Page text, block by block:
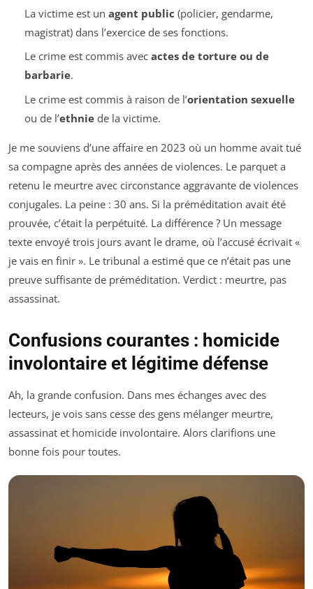
La victime est un agent public (policier, gendarme,
magistrat) dans l’exercice de ses fonctions.
Le crime est commis avec actes de torture ou de
barbarie.
Le crime est commis à raison de l’orientation sexuelle
ou de l’ethniede la victime.
Je me souviens d’une affaire en 2023 où un homme avait tué
sa compagne après des années de violences. Le parquet a
retenu le meurtre avec circonstance aggravante de violences
conjugales. La peine : 30 ans. Si la préméditation avait été
prouvée, c’était la perpétuité. La différence ? Un message
texte envoyé trois jours avant le drame, où l’accusé écrivait «
je vais en finir ». Le tribunal a estimé que ce n’était pas une
preuve suffisante de préméditation. Verdict : meurtre, pas
assassinat.
Confusions courantes : homicide
involontaire et légitime défense
Ah, la grande confusion. Dans mes échanges avec des
lecteurs, je vois sans cesse des gens mélanger meurtre,
assassinat et homicide involontaire. Alors clarifions une
bonne fois pour toutes.